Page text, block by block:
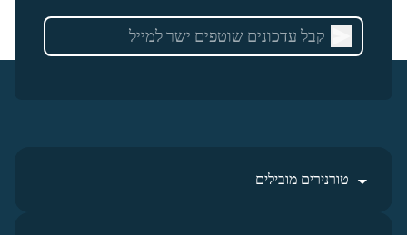
טורנירים מובילים